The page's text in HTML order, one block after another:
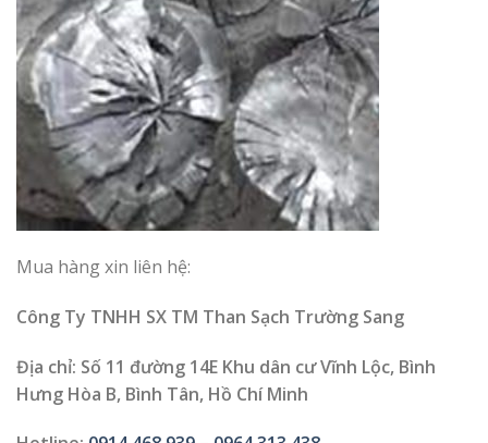
Mua hàng xin liên hệ:
Công Ty TNHH SX TM Than Sạch Trường Sang
Địa chỉ: Số 11 đường 14E Khu dân cư Vĩnh Lộc, Bình
Hưng Hòa B, Bình Tân, Hồ Chí Minh